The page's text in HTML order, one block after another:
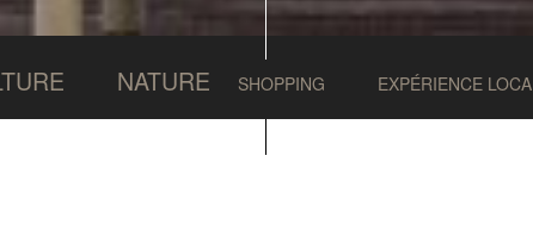
NATURE SHOPPING EXPÉRIENCE